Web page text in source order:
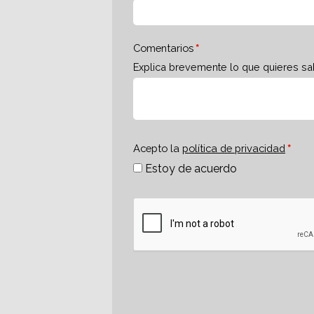
Comentarios
Explica brevemente lo que quieres
Acepto la política de privacidad
Estoy de acuerdo